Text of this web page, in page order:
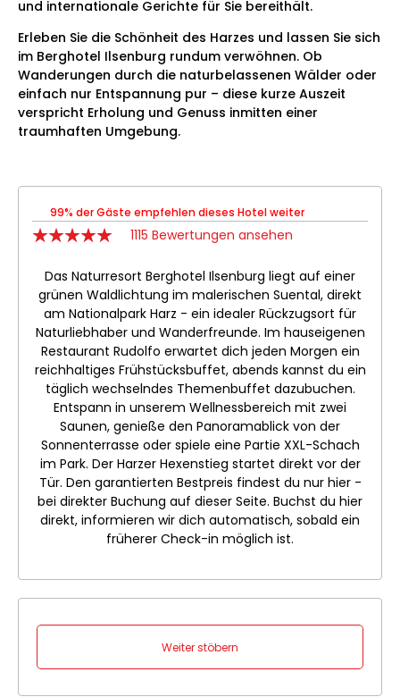
und internationale Gerichte für Sie bereithält.
Erleben Sie die Schönheit des Harzes und lassen Sie sich
im Berghotel Ilsenburg rundum verwöhnen. Ob
Wanderungen durch die naturbelassenen Wälder oder
einfach nur Entspannung pur – diese kurze Auszeit
verspricht Erholung und Genuss inmitten einer
traumhaften Umgebung.
99% der Gäste empfehlen dieses Hotel weiter
1115 Bewertungen ansehen
Das Naturresort Berghotel Ilsenburg liegt auf einer
grünen Waldlichtung im malerischen Suental, direkt
am Nationalpark Harz - ein idealer Rückzugsort für
Naturliebhaber und Wanderfreunde. Im hauseigenen
Restaurant Rudolfo erwartet dich jeden Morgen ein
reichhaltiges Frühstücksbuffet, abends kannst du ein
täglich wechselndes Themenbuffet dazubuchen.
Entspann in unserem Wellnessbereich mit zwei
Saunen, genieße den Panoramablick von der
Sonnenterrasse oder spiele eine Partie XXL-Schach
im Park. Der Harzer Hexenstieg startet direkt vor der
Tür. Den garantierten Bestpreis findest du nur hier -
bei direkter Buchung auf dieser Seite. Buchst du hier
direkt, informieren wir dich automatisch, sobald ein
früherer Check-in möglich ist.
Weiter stöbern